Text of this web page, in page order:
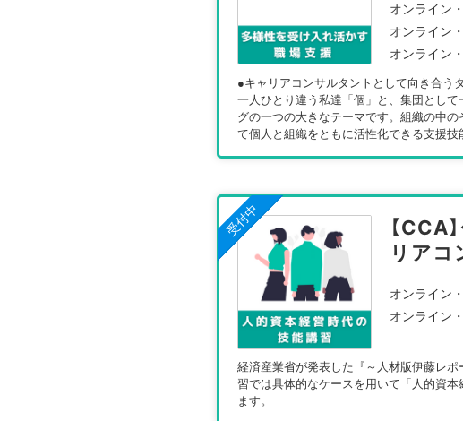
オンライン
オンライン
オンライン
●キャリアコンサルタントとして向き合う
一人ひとり違う私達「個」と、集団とし
グの一つの大きなテーマです。組織の中
て個人と組織をともに活性化できる支援技
受付中
【
リアコ
オンライン
オンライン
経済産業省が発表した『～人材版伊藤レ
習では具体的なケースを用いて「人的資
ます。